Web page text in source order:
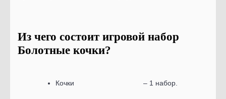
Из чего состоит игровой набор
Болотные кочки?
Кочки – 1 набор.